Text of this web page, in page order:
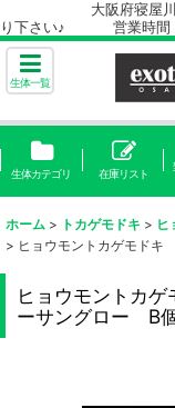
大阪府寝屋川市に店
り下さい♪ 営業時間
生体一覧
生体カテゴリ 在庫リスト
ホーム > トカゲモドキ > ヒ
> ヒョウモントカゲモド
ヒョウモントカ
ーサングロー B